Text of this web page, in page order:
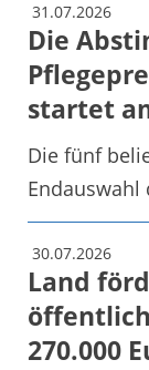
31.07.2026
Die
startet
Die fünf
Endauswahl
30.07.2026
Land
270.000